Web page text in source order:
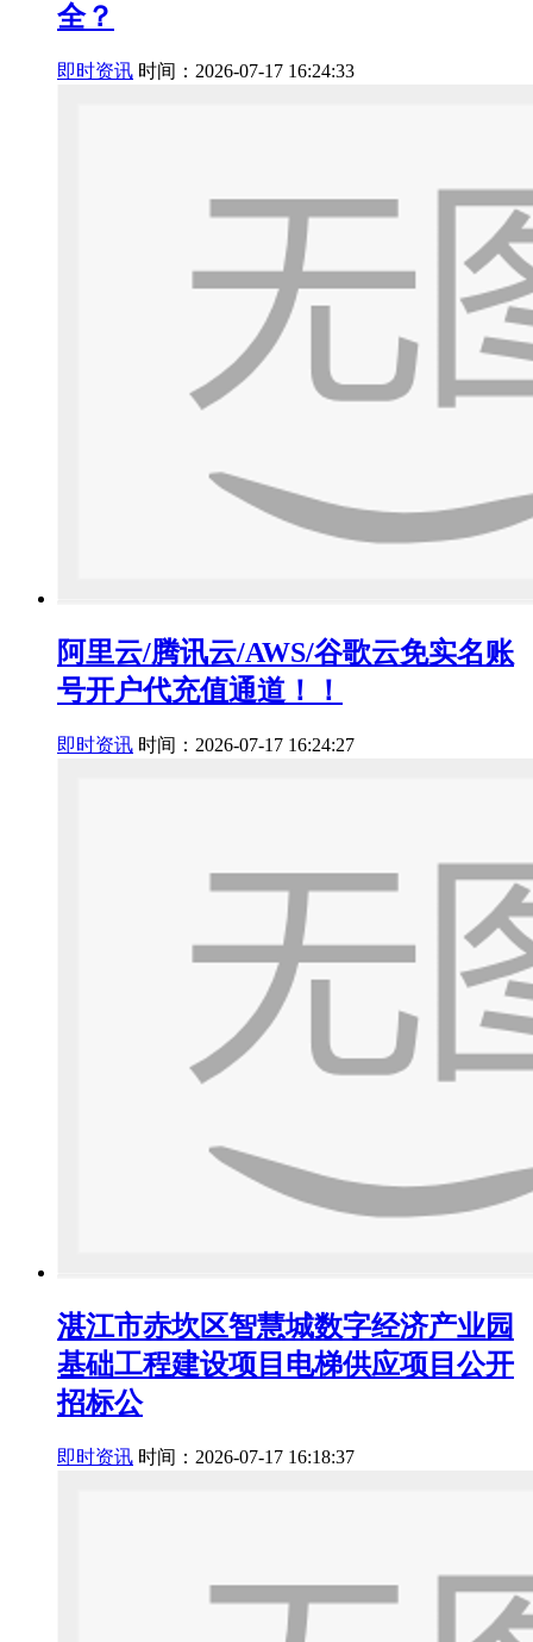
全？
即时资讯 时间：2026-07-17 16:24:33
阿里云/腾讯云/AWS/谷歌云免实名账
号开户代充值通道！！
即时资讯 时间：2026-07-17 16:24:27
湛江市赤坎区智慧城数字经济产业园
基础工程建设项目电梯供应项目公开
招标公
即时资讯 时间：2026-07-17 16:18:37